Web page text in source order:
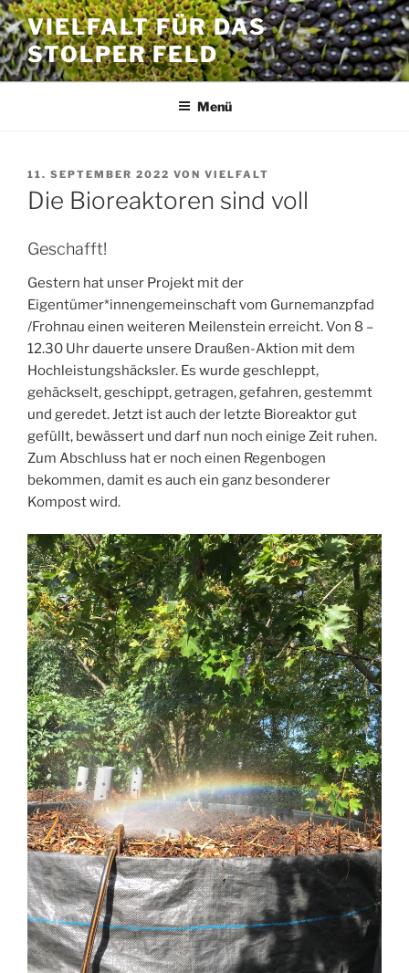
Zum
Inhalt
springen
VIELFALT FÜR DAS
STOLPER FELD
Menü
VERÖFFENTLICHT
AM
11. SEPTEMBER 2022 VON VIELFALT
Die Bioreaktoren sind voll
Geschafft!
Gestern hat unser Projekt mit der
Eigentümer*innengemeinschaft vom Gurnemanzpfad
/Frohnau einen weiteren Meilenstein erreicht. Von 8 –
12.30 Uhr dauerte unsere Draußen-Aktion mit dem
Hochleistungshäcksler. Es wurde geschleppt,
gehäckselt, geschippt, getragen, gefahren, gestemmt
und geredet. Jetzt ist auch der letzte Bioreaktor gut
gefüllt, bewässert und darf nun noch einige Zeit ruhen.
Zum Abschluss hat er noch einen Regenbogen
bekommen, damit es auch ein ganz besonderer
Kompost wird.